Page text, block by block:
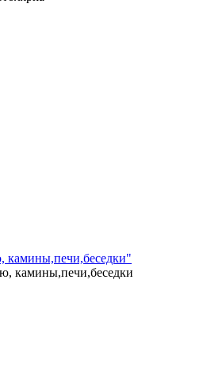
камины,печи,беседки"